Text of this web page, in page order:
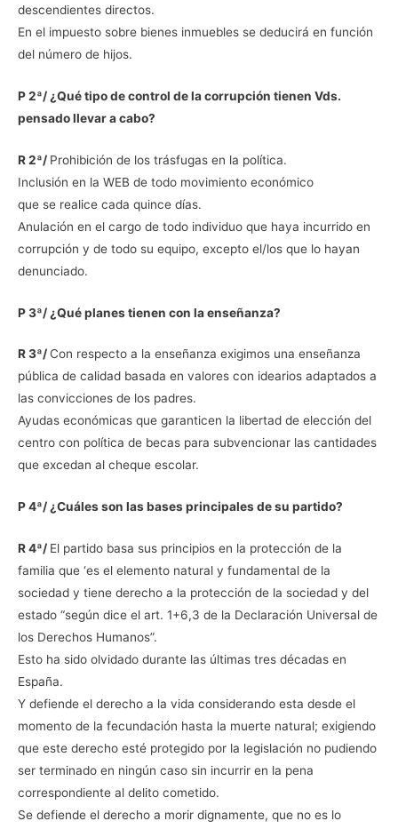
descendientes directos.
En el impuesto sobre bienes inmuebles se deducirá en función
del número de hijos.
P 2ª/ ¿Qué tipo de control de la corrupción tienen Vds.
pensado llevar a cabo?
R 2ª/ Prohibición de los trásfugas en la política.
Inclusión en la WEB de todo movimiento económico
que se realice cada quince días.
Anulación en el cargo de todo individuo que haya incurrido en
corrupción y de todo su equipo, excepto el/los que lo hayan
denunciado.
P 3ª/ ¿Qué planes tienen con la enseñanza?
R 3ª/ Con respecto a la enseñanza exigimos una enseñanza
pública de calidad basada en valores con idearios adaptados a
las convicciones de los padres.
Ayudas económicas que garanticen la libertad de elección del
centro con política de becas para subvencionar las cantidades
que excedan al cheque escolar.
P 4ª/ ¿Cuáles son las bases principales de su partido?
R 4ª/ El partido basa sus principios en la protección de la
familia que ‘es el elemento natural y fundamental de la
sociedad y tiene derecho a la protección de la sociedad y del
estado “según dice el art. 1+6,3 de la Declaración Universal de
los Derechos Humanos”.
Esto ha sido olvidado durante las últimas tres décadas en
España.
Y defiende el derecho a la vida considerando esta desde el
momento de la fecundación hasta la muerte natural; exigiendo
que este derecho esté protegido por la legislación no pudiendo
ser terminado en ningún caso sin incurrir en la pena
correspondiente al delito cometido.
Se defiende el derecho a morir dignamente, que no es lo